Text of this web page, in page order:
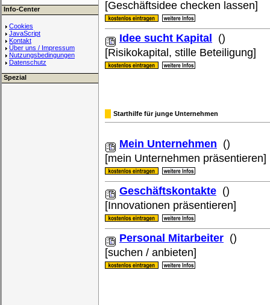
Info-Center
Cookies
JavaScript
Kontakt
Über uns / Impressum
Nutzungsbedingungen
Datenschutz
Spezial
[Geschäftsidee checken lassen]
Idee sucht Kapital
()
[Risikokapital, stille Beteiligung]
Starthilfe für junge Unternehmen
Mein Unternehmen ()
[mein Unternehmen präsentieren]
Geschäftskontakte ()
[Innovationen präsentieren]
Personal Mitarbeiter ()
[suchen / anbieten]